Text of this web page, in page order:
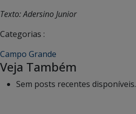
Texto: Adersino Junior
Categorias :
Campo Grande
Veja Também
Sem posts recentes disponíveis.